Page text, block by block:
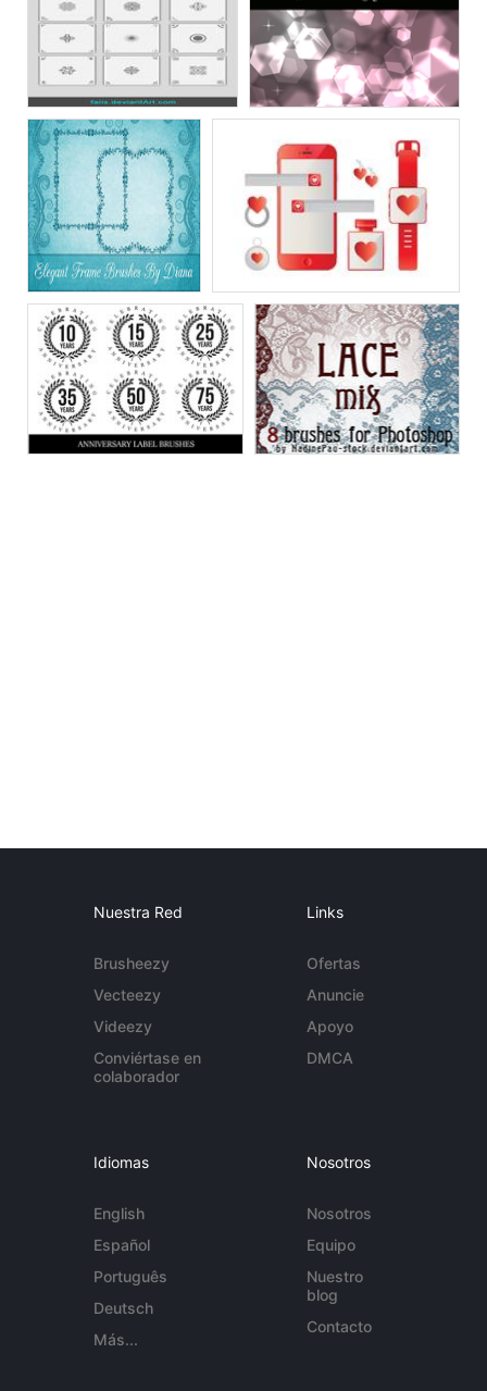
Nuestra Red
Brusheezy
Vecteezy
Videezy
Conviértase en
colaborador
Links
Ofertas
Anuncie
Apoyo
DMCA
Idiomas
English
Español
Português
Deutsch
Más...
Nosotros
Nosotros
Equipo
Nuestro
blog
Contacto